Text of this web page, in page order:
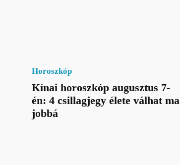
Horoszkóp
Kínai horoszkóp augusztus 7-
én: 4 csillagjegy élete válhat ma
jobbá